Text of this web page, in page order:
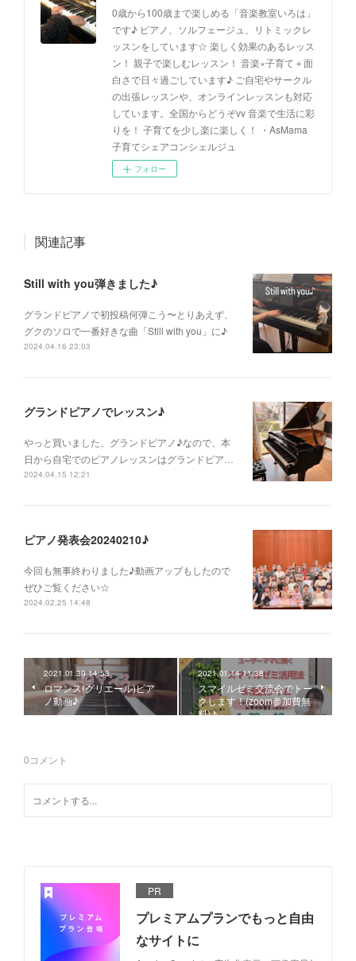
0歳から100歳まで楽しめる「音楽教室いろは」
です♪ ピアノ、ソルフェージュ、リトミックレ
ッスンをしています☆ 楽しく効果のあるレッス
ン！ 親子で楽しむレッスン！ 音楽×子育て＋面
白さで日々過ごしています♪ ご自宅やサークル
の出張レッスンや、オンラインレッスンも対応
しています。全国からどうぞvv 音楽で生活に彩
りを！ 子育てを少し楽に楽しく！ ・AsMama
子育てシェアコンシェルジュ
フォロー
関連記事
Still with you弾きました♪
グランドピアノで初投稿何弾こう〜とりあえず、
グクのソロで一番好きな曲「Still with you」に♪
2024.04.16 23:03
グランドピアノでレッスン♪
やっと買いました、グランドピアノ♪なので、本
日から自宅でのピアノレッスンはグランドピア…
2024.04.15 12:21
ピアノ発表会20240210♪
今回も無事終わりました♪動画アップもしたので
ぜひご覧ください☆
2024.02.25 14:48
2021.01.30 14:53
ロマンス(グリエール)ピア
ノ動画♪
2021.01.14 11:38
スマイルゼミ交流会でトー
クします！(zoom参加費無
料)♪
0コメント
PR
プレミアムプランでもっと自由
なサイトに